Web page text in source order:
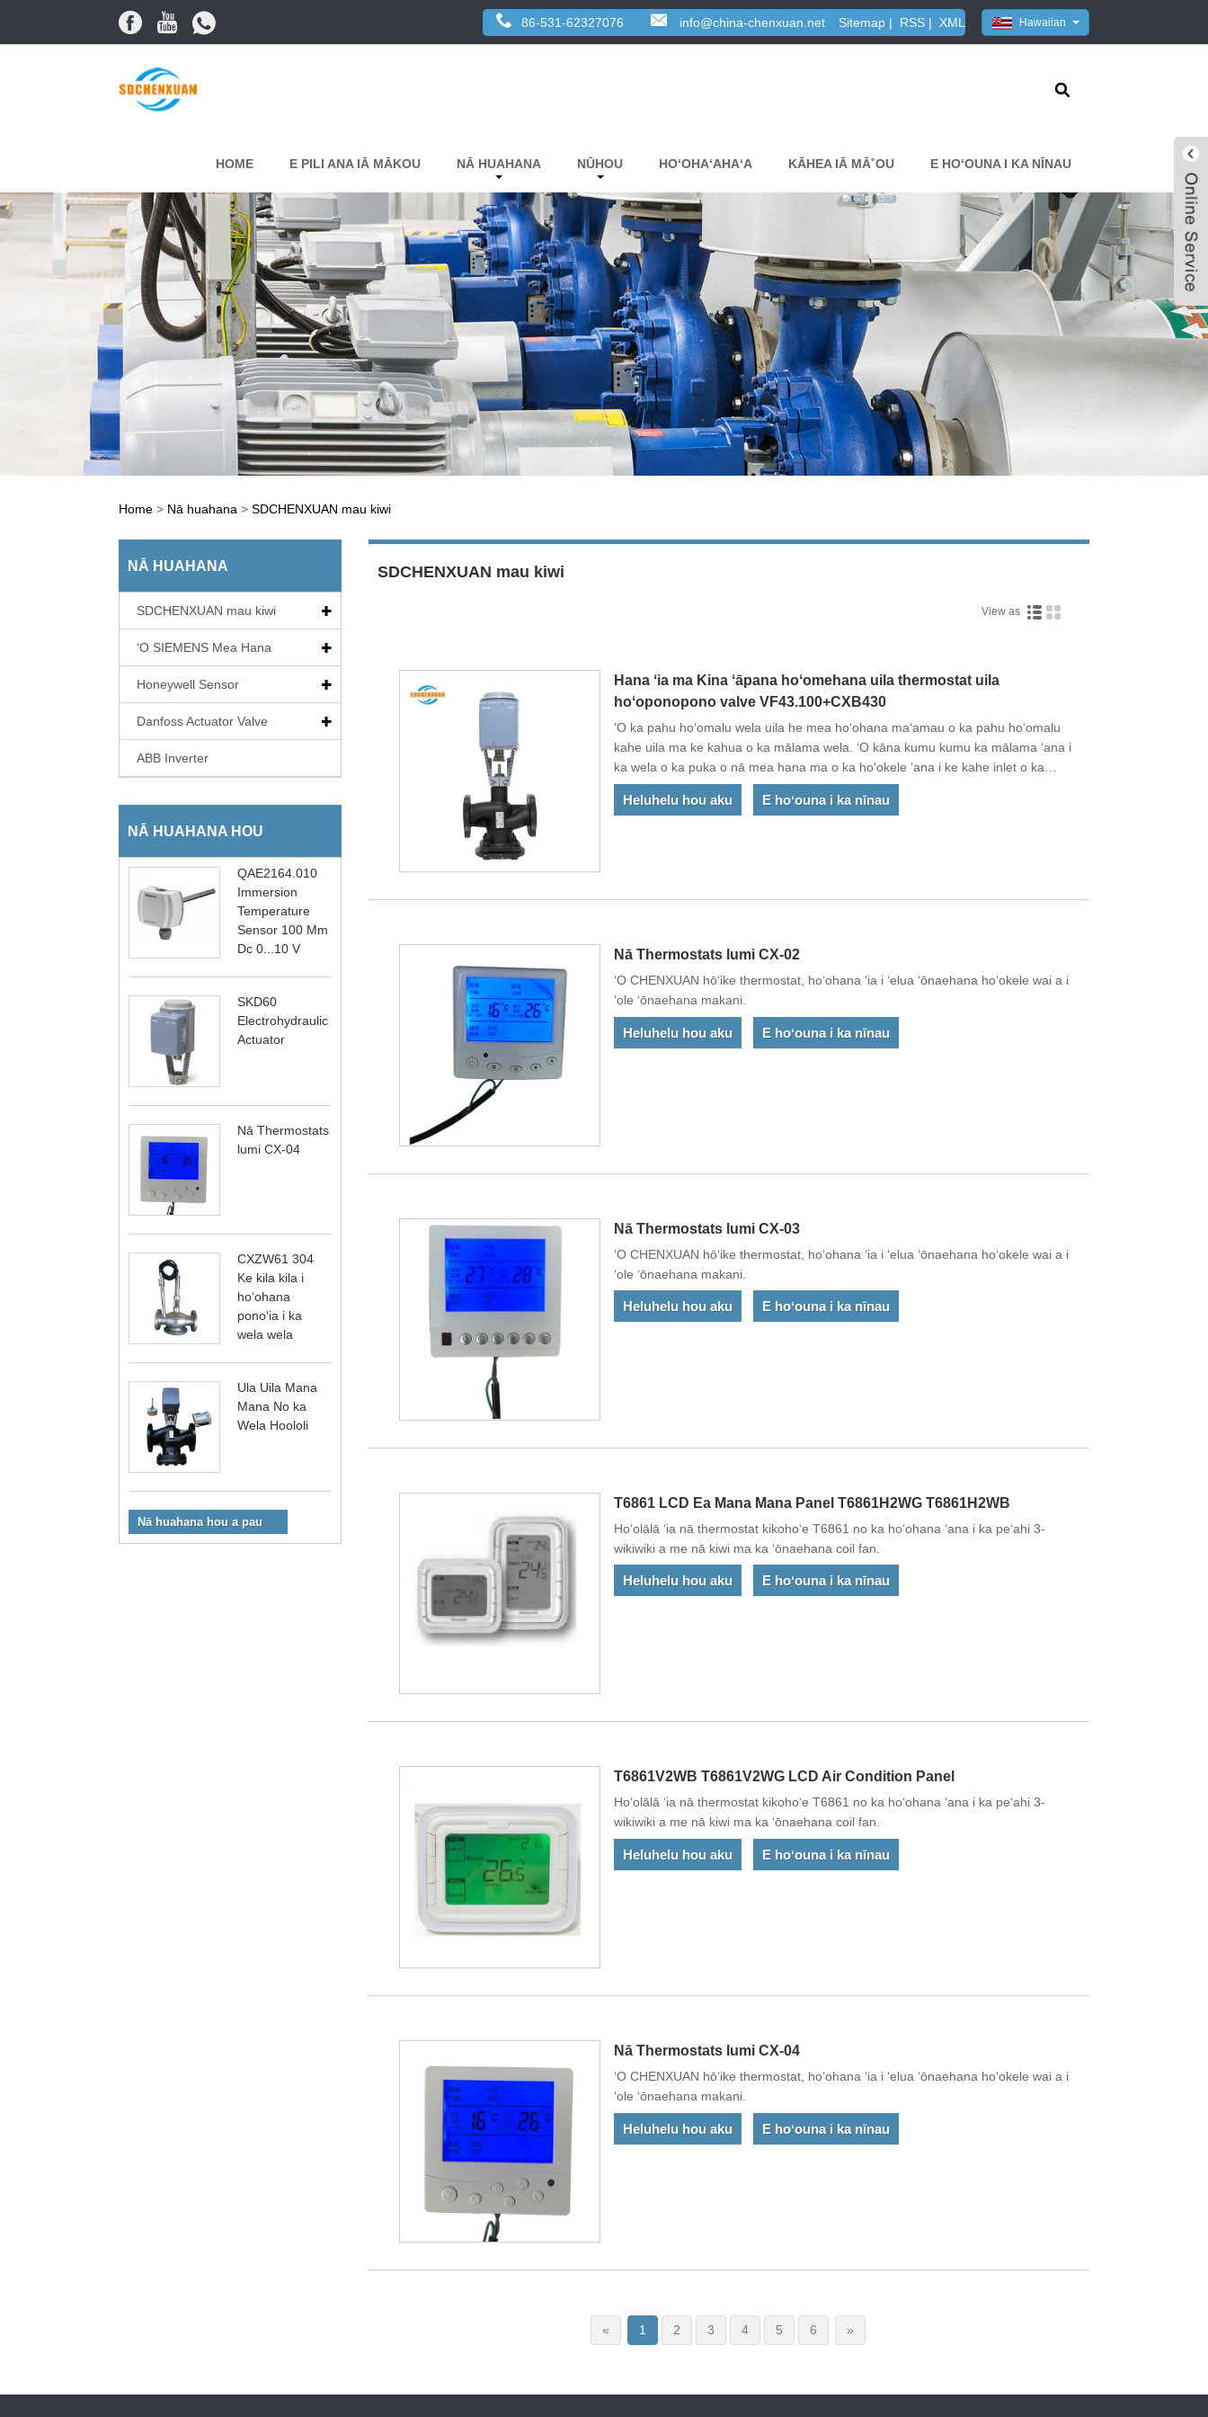
Hawaiian
86-531-62327076 info@china-chenxuan.net Sitemap | RSS | XML
HOME E PILI ANA IĀ MĀKOU NĀ HUAHANA NŪHOU HOʻOHAʻAHAʻA KĀHEA IĀ MĀ˚OU E HOʻOUNA I KA NĪNAU
Home > Nā huahana > SDCHENXUAN mau kiwi
NĀ HUAHANA
SDCHENXUAN mau kiwi
ʻO SIEMENS Mea Hana
Honeywell Sensor
Danfoss Actuator Valve
ABB Inverter
NĀ HUAHANA HOU
QAE2164.010
Immersion
Temperature
Sensor 100 Mm
Dc 0...10 V
SKD60
Electrohydraulic
Actuator
Nā Thermostats
lumi CX-04
CXZW61 304
Ke kila kila i
hoʻohana
ponoʻia i ka
wela wela
Ula Uila Mana
Mana No ka
Wela Hoololi
Nā huahana hou a pau
SDCHENXUAN mau kiwi
View as
Hana ʻia ma Kina ʻāpana hoʻomehana uila thermostat uila
hoʻoponopono valve VF43.100+CXB430
ʻO ka pahu hoʻomalu wela uila he mea hoʻohana maʻamau o ka pahu hoʻomalu
kahe uila ma ke kahua o ka mālama wela. ʻO kāna kumu kumu ka mālama ʻana i
ka wela o ka puka o nā mea hana ma o ka hoʻokele ʻana i ke kahe inlet o ka
mea hoʻololi wela, ka ea ea a i ʻole nā ​​​​mea wela a me ke anu a me ka wela mua
(anu). Ke hoʻololi ʻia ka ukana, hoʻoponopono ʻia ke kahe kahe ma ka hoʻololi
Heluhelu hou aku E hoʻouna i ka nīnau
Nā Thermostats lumi CX-02
ʻO CHENXUAN hōʻike thermostat, hoʻohana ʻia i ʻelua ʻōnaehana hoʻokele wai a i
ʻole ʻōnaehana makani.
Heluhelu hou aku E hoʻouna i ka nīnau
Nā Thermostats lumi CX-03
ʻO CHENXUAN hōʻike thermostat, hoʻohana ʻia i ʻelua ʻōnaehana hoʻokele wai a i
ʻole ʻōnaehana makani.
Heluhelu hou aku E hoʻouna i ka nīnau
T6861 LCD Ea Mana Mana Panel T6861H2WG T6861H2WB
Hoʻolālā ʻia nā thermostat kikohoʻe T6861 no ka hoʻohana ʻana i ka peʻahi 3-
wikiwiki a me nā kiwi ma ka ʻōnaehana coil fan.
Heluhelu hou aku E hoʻouna i ka nīnau
T6861V2WB T6861V2WG LCD Air Condition Panel
Hoʻolālā ʻia nā thermostat kikohoʻe T6861 no ka hoʻohana ʻana i ka peʻahi 3-
wikiwiki a me nā kiwi ma ka ʻōnaehana coil fan.
Heluhelu hou aku E hoʻouna i ka nīnau
Nā Thermostats lumi CX-04
ʻO CHENXUAN hōʻike thermostat, hoʻohana ʻia i ʻelua ʻōnaehana hoʻokele wai a i
ʻole ʻōnaehana makani.
Heluhelu hou aku E hoʻouna i ka nīnau
« 1 2 3 4 5 6 »